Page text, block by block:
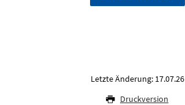
Letzte Änderung: 17.07.26
Druckversion